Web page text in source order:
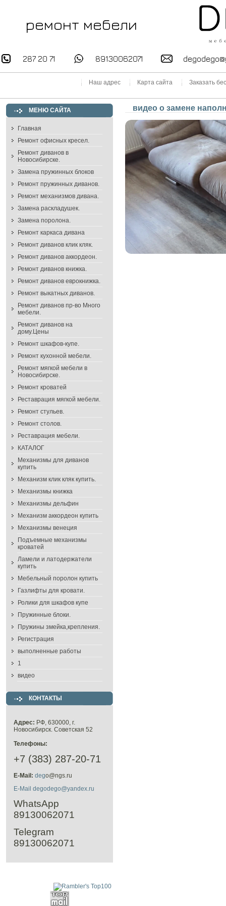
ремонт мебели
287 20 71 89130062071
Наш адрес Карта сайта Заказать
МЕНЮ САЙТА
Главная
Ремонт офисных кресел.
Ремонт диванов в
Новосибирске.
Замена пружинных блоков
Ремонт пружинных диванов.
Ремонт механизмов дивана.
Замена раскладушек.
Замена поролона.
Ремонт каркаса дивана
Ремонт диванов клик кляк.
Ремонт диванов аккордеон.
Ремонт диванов книжка.
Ремонт диванов еврокнижка.
Ремонт выкатных диванов.
Ремонт диванов пр-во Много
мебели.
Ремонт диванов на
дому.Цены
Ремонт шкафов-купе.
Ремонт кухонной мебели.
Ремонт мягкой мебели в
Новосибирске.
Ремонт кроватей
Реставрация мягкой мебели.
Ремонт стульев.
Ремонт столов.
Реставрация мебели.
КАТАЛОГ
Механизмы для диванов
купить
Механизм клик кляк купить.
Механизмы книжка
Механизмы дельфин
Механизм аккордеон купить
Механизмы венеция
Подъемные механизмы
кроватей
Ламели и латодержатели
купить
Мебельный поролон купить
Газлифты для кровати.
Ролики для шкафов купе
Пружинные блоки.
Пружины змейка,крепления.
Регистрация
выполненные работы
1
видео
КОНТАКТЫ
Адрес: РФ, 630000, г.
Новосибирск. Советская 52
Телефоны:
+7 (383) 287-20-71
E-Mail: dego@ngs.ru
E-Mail degodego@yandex.ru
WhatsApp
89130062071
Telegram
89130062071
видео о замене